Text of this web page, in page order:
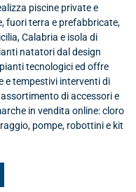
piscine private e
fuori terra e prefabbricate,
Calabria e isola di
natatori dal design
tecnologici ed offre
e tempestivi interventi di
di accessori e
in vendita online: cloro
pompe, robottini e kit